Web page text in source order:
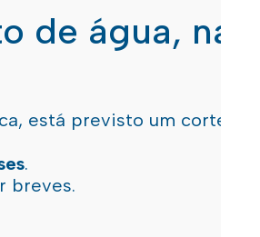
de água,
está previsto um corte de
.
breves.